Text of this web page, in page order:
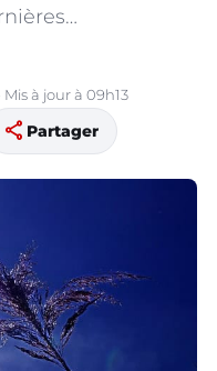
à jour à 09h13
share Partager